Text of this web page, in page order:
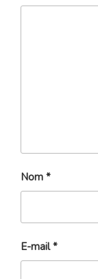
Nom *
E-mail*